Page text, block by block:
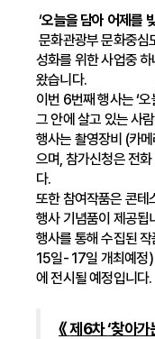
‘오늘을 담아 어제를
문화관광부 문화중심
성화를 위한 사업중 하
왔습니다.
이번 6번째 행사는 ‘
그 안에 살고 있는 사
행사는 촬영장비 (카
으며, 참가신청은 전
다.
또한 참여작품은 콘테
행사 기념품이 제공됩
행사를 통해 수집된
15일- 17일 개최예정)
에 전시될 예정입니다.
《제 6차‘찾아가